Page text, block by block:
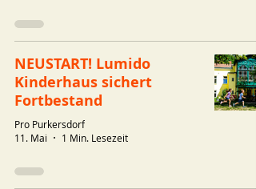
NEUSTART! Lumido
Kinderhaus sichert
Fortbestand
Pro Purkersdorf
11. Mai
1 Min. Lesezeit